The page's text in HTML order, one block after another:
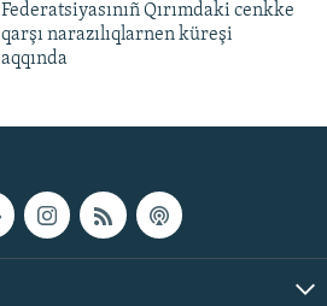
Federatsiyasınıñ Qırımdaki cenkke
qarşı narazılıqlarnen küreşi
aqqında